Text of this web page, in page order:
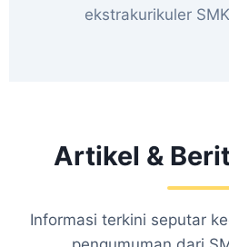
ekstrakurikuler
Artikel &
Informasi terkini seputar